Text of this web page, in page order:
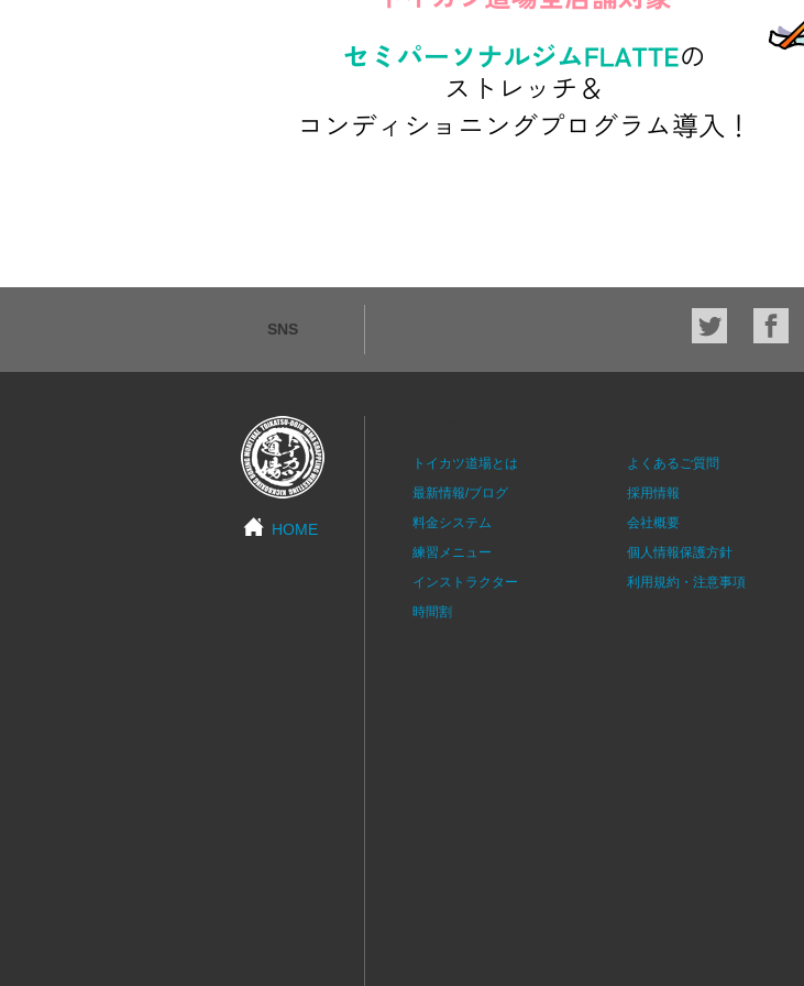
SNS
HOME
トイカツ道場とは
最新情報/ブログ
料金システム
練習メニュー
インストラクター
時間割
よくあるご質問
採用情報
会社概要
個人情報保護方針
利用規約・注意事項